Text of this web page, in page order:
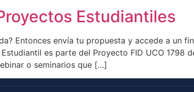
Estudiantiles
Entonces envía tu propuesta y accede a un
es parte del Proyecto FID UCO 1798
o seminarios que […]